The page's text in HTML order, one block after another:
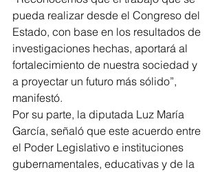
pueda realizar desde el Congreso del
Estado, con base en los resultados de
investigaciones hechas, aportará al
fortalecimiento de nuestra sociedad y
a proyectar un futuro más sólido”,
manifestó.
Por su parte, la diputada Luz María
García, señaló que este acuerdo entre
el Poder Legislativo e instituciones
gubernamentales, educativas y de la